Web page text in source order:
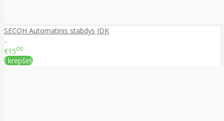
SECOH Automatinis stabdys JDK
..
€1500
Į krepšelį